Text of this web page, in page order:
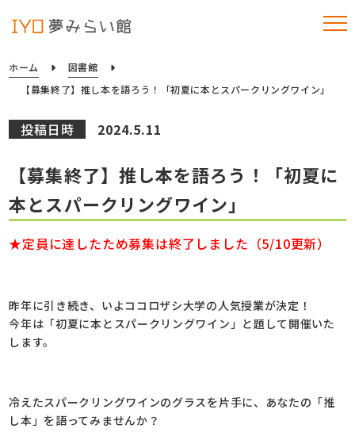
ホーム
図書館
【募集終了】推し本を語ろう！「初夏に本とスパークリングワイン」
投稿日時 2024.5.11
【募集終了】推し本を語ろう！「初夏に
本とスパークリングワイン」
★定員に達したため募集は終了しました（5/10更新）
昨年に引き続き、いよココロザシ大学の人気授業が決定！
今年は「初夏に本とスパークリングワイン」と題して開催いた
します。
冷えたスパークリングワインのグラスを片手に、あなたの「推
し本」を語ってみませんか？